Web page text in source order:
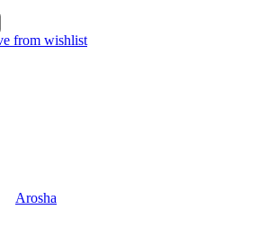
from wishlist
Arosha